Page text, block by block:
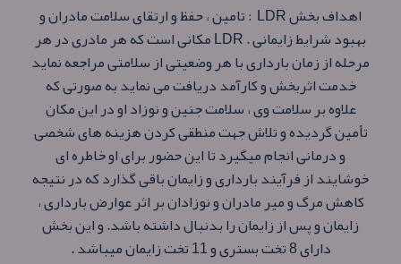
اهداف بخش LDR : تامین ، حفظ و ارتقای سلامت مادران و
بهبود شرایط زایمانی . LDR مکانی است که هر مادری در هر
مرحله از زمان بارداری با هر وضعیتی از سلامتی مراجعه نماید
خدمت اثربخش و کارآمد دریافت می نماید به صورتی که
علاوه بر سلامت وی ، سلامت جنین و نوزاد او در این مکان
تأمین گردیده و تلاش جهت منطقی کردن هزینه های شخصی
و درمانی انجام میگیرد تا این حضور برای او خاطره ای
خوشایند از فرآیند بارداری و زایمان باقی گذارد که در نتیجه
کاهش مرگ و میر مادران و نوزادان بر اثر عوارض بارداری ،
زایمان و پس از زایمان را بدنبال داشته باشد. و این بخش
دارای 8 تخت بستری و 11 تخت زایمان میباشد .